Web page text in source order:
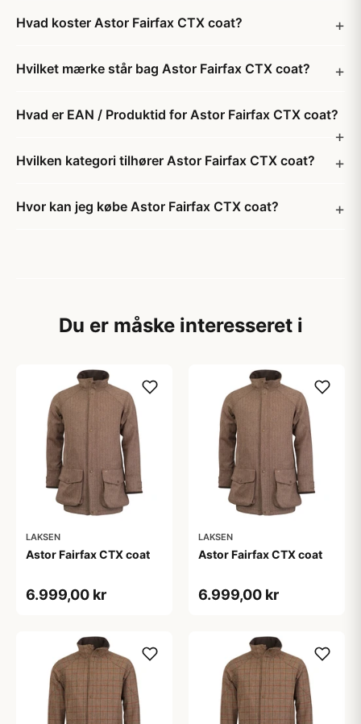
Hvad koster Astor Fairfax CTX coat?
Hvilket mærke står bag Astor Fairfax CTX coat?
Hvad er EAN / Produktid for Astor Fairfax CTX coat?
Hvilken kategori tilhører Astor Fairfax CTX coat?
Hvor kan jeg købe Astor Fairfax CTX coat?
Du er måske interesseret i
LAKSEN
Astor Fairfax CTX coat
6.999,00 kr
LAKSEN
Astor Fairfax CTX coat
6.999,00 kr